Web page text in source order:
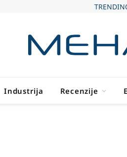
Industrija Recenzije